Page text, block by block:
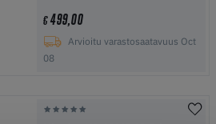
€499,00
Arvioitu varastosaatavuus Oct
08